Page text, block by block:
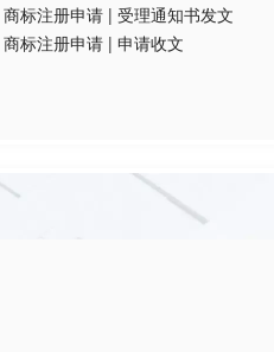
商标注册申请 | 受理通知书发文
商标注册申请 | 申请收文